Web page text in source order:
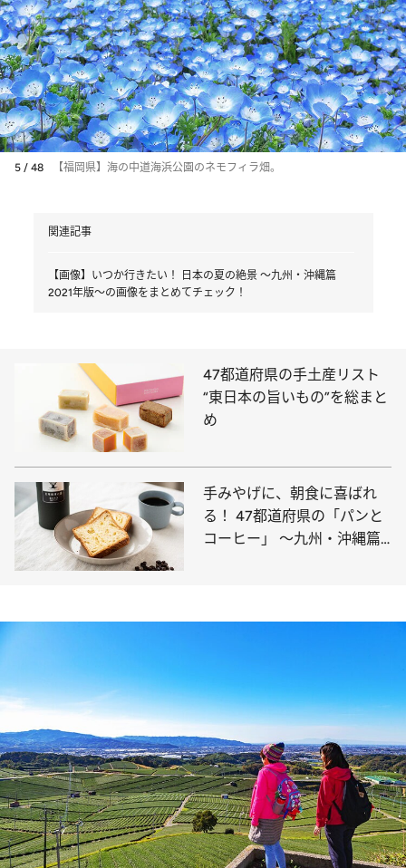
5 / 48 【福岡県】海の中道海浜公園のネモフィラ畑。
関連記事
【画像】いつか行きたい！ 日本の夏の絶景 ～九州・沖縄篇
2021年版～の画像をまとめてチェック！
47都道府県の手土産リスト
“東日本の旨いもの”を総まと
め
手みやげに、朝食に喜ばれ
る！ 47都道府県の「パンと
コーヒー」 ～九州・沖縄篇